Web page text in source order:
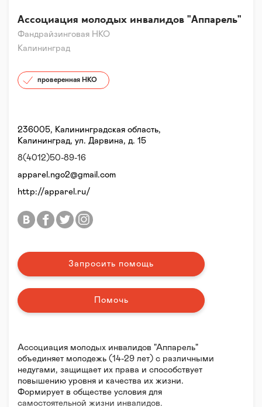
Фандрайзинговая НКО
Ассоциация молодых инвалидов "Аппарель"
Калининград
проверенная НКО
Ассоциация молодых инвалидов "Аппарель"
объединяет молодежь (14-29 лет) с различными
недугами, защищает их права и способствует
повышению уровня и качества их жизни.
Формирует в обществе условия для
самостоятельной жизни инвалидов.
236005, Калининградская область,
Калининград, ул. Дарвина, д. 15
8(4012)50-89-16
apparel.ngo2@gmail.com
http://apparel.ru/
Запросить помощь
Помочь